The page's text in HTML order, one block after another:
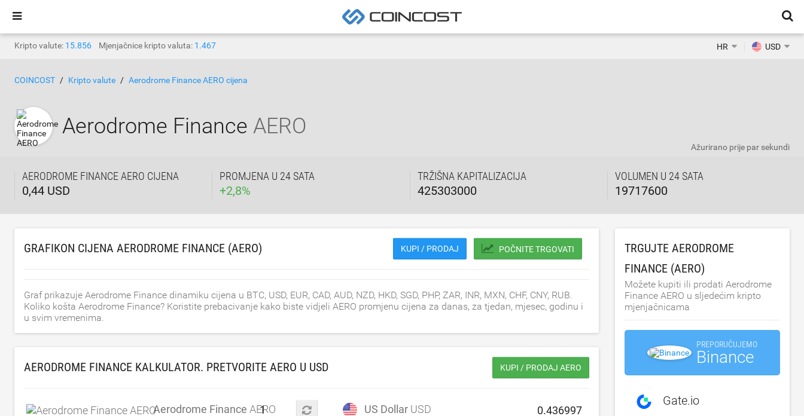
Kripto valute: 15.856 Mjenjačnice kripto valuta: 1.467 HR USD
COINCOST Kripto valute Aerodrome Finance AERO cijena
Aerodrome Finance AERO
AERODROME FINANCE AERO CIJENA
0,44 USD
PROMJENA U 24 SATA
+2,8%
TRŽIŠNA KAPITALIZACIJA
425303000
VOLUMEN U 24 SATA
19717600
Ažurirano prije par sekundi
GRAFIKON CIJENA AERODROME FINANCE (AERO) KUPI / PRODAJ POČNITE TRGOVATI
Graf prikazuje Aerodrome Finance dinamiku cijena u BTC, USD, EUR, CAD, AUD, NZD, HKD, SGD, PHP, ZAR, INR, MXN, CHF, CNY, RUB.
Koliko košta Aerodrome Finance? Koristite prebacivanje kako biste vidjeli AERO promjenu cijena za danas, za tjedan, mjesec, godinu i
u svim vremenima.
AERODROME FINANCE KALKULATOR. PRETVORITE AERO U USD KUPI / PRODAJ AERO
Aerodrome Finance AERO US Dollar USD
TRGUJTE AERODROME
FINANCE (AERO)
Možete kupiti ili prodati Aerodrome
Finance AERO u sljedećim kripto
mjenjačnicama
PREPORUČUJEMO
Binance
Gate.io